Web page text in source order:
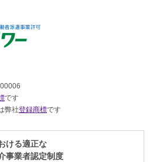
です
弊社登録商標です
ける適正な
事業者認定制度